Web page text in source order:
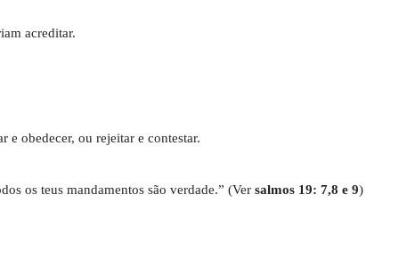
acreditar.
e obedecer, ou rejeitar e contestar.
os teus mandamentos são verdade.” (Ver salmos 19: 7,8 e 9)